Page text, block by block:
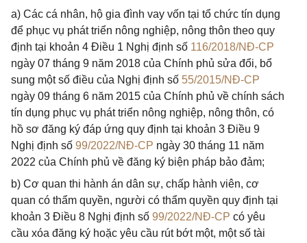
a) Các cá nhân, hộ gia đình vay vốn tại tổ chức tín dụng
để phục vụ phát triển nông nghiệp, nông thôn theo quy
định tại khoản 4 Điều 1 Nghị định số 116/2018/NĐ-CP
ngày 07 tháng 9 năm 2018 của Chính phủ sửa đổi, bổ
sung một số điều của Nghị định số 55/2015/NĐ-CP
ngày 09 tháng 6 năm 2015 của Chính phủ về chính sách
tín dụng phục vụ phát triển nông nghiệp, nông thôn, có
hồ sơ đăng ký đáp ứng quy định tại khoản 3 Điều 9
Nghị định số 99/2022/NĐ-CP ngày 30 tháng 11 năm
2022 của Chính phủ về đăng ký biện pháp bảo đảm;
b) Cơ quan thi hành án dân sự, chấp hành viên, cơ
quan có thẩm quyền, người có thẩm quyền quy định tại
khoản 3 Điều 8 Nghị định số 99/2022/NĐ-CP có yêu
cầu xóa đăng ký hoặc yêu cầu rút bớt một, một số tài